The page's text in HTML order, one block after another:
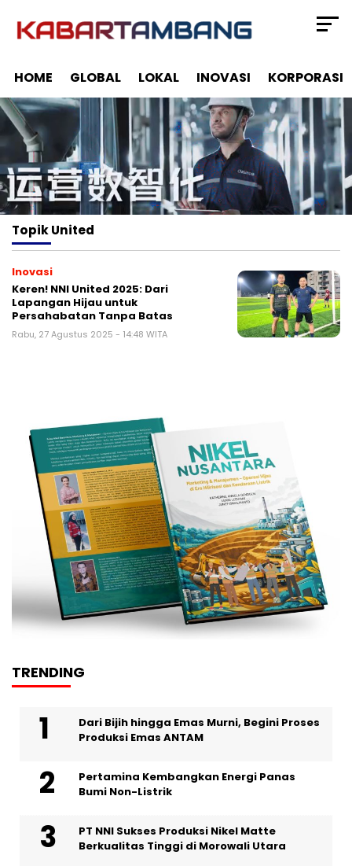
HOME GLOBAL LOKAL INOVASI KORPORASI
TopikUnited
Inovasi
Keren! NNI United 2025: Dari
Lapangan Hijau untuk
Persahabatan Tanpa Batas
Rabu, 27 Agustus 2025 - 14:48 WITA
TRENDING
Dari Bijih hingga Emas Murni, Begini Proses
Produksi Emas ANTAM
Pertamina Kembangkan Energi Panas
Bumi Non-Listrik
PT NNI Sukses Produksi Nikel Matte
Berkualitas Tinggi di Morowali Utara